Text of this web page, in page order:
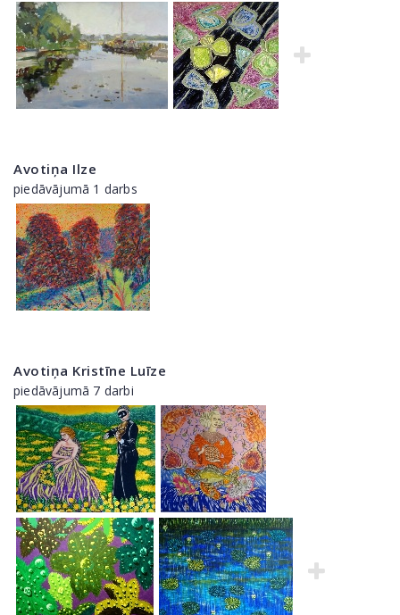
Avotiņa Ilze
piedāvājumā 1 darbs
Avotiņa Kristīne Luīze
piedāvājumā 7 darbi